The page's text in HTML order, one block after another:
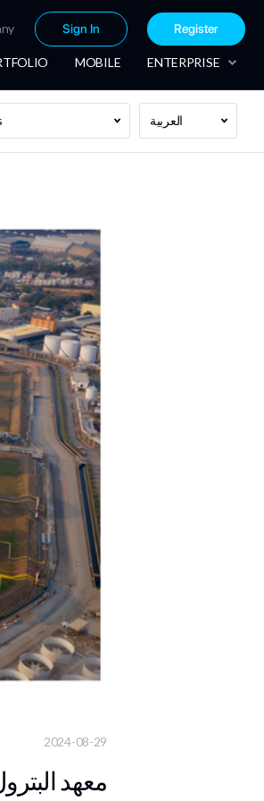
Sign In Register
MOBILE ENTERPRISE
العربية
2024-08-29
معهد البترول: